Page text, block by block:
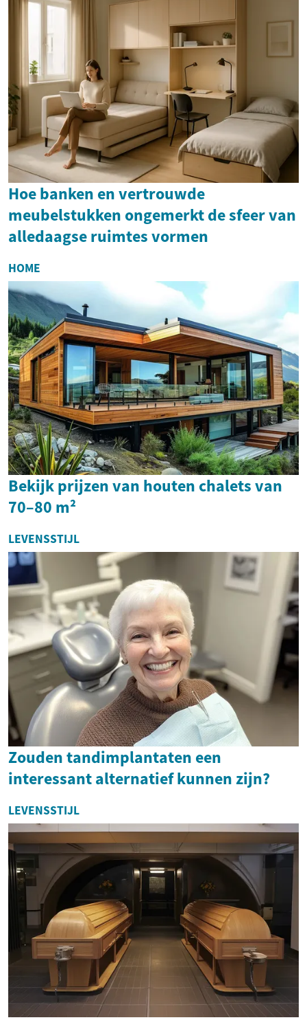
Hoe banken en vertrouwde
meubelstukken ongemerkt de sfeer van
alledaagse ruimtes vormen
HOME
Bekijk prijzen van houten chalets van
70–80 m²
LEVENSSTIJL
Zouden tandimplantaten een
interessant alternatief kunnen zijn?
LEVENSSTIJL